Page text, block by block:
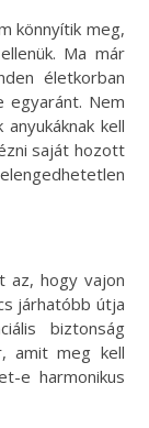
könnyítik meg,
Ma már
életkorban
egyaránt. Nem
kell
saját hozott
az, hogy vajon
járhatóbb útja
biztonság
amit meg kell
e harmonikus